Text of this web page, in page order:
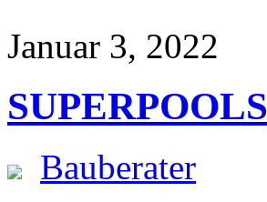
Januar 3, 2022
SUPERPOOLS
Bauberater